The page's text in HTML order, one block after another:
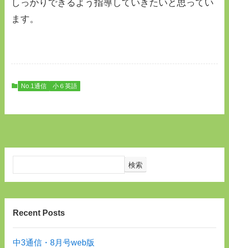
しっかりできるよう指導していきたいと思ってい
ます。
No.1通信 小６英語
検索
Recent Posts
中3通信・8月号web版